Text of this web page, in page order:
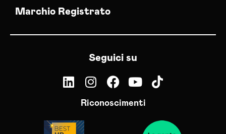
Marchio Registrato
Seguici su
Riconoscimenti